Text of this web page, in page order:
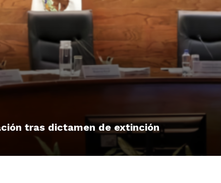
tras dictamen de extinción